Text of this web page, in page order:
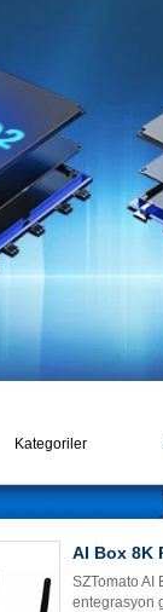
Kategoriler
Dijital Tabela
AI Box 8K
SZTomato AI
entegrasyon